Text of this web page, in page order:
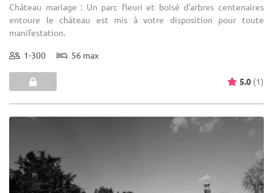
Château mariage : Un parc fleuri et boisé d'arbres centenaires
entoure le château est mis à votre disposition pour toute
manifestation.
1-300 56 max
5.0 (1)